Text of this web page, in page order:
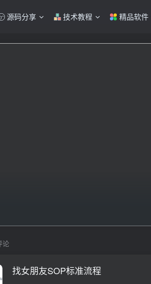
源码分享 技术教程 精品软件
论
找女朋友SOP标准流程